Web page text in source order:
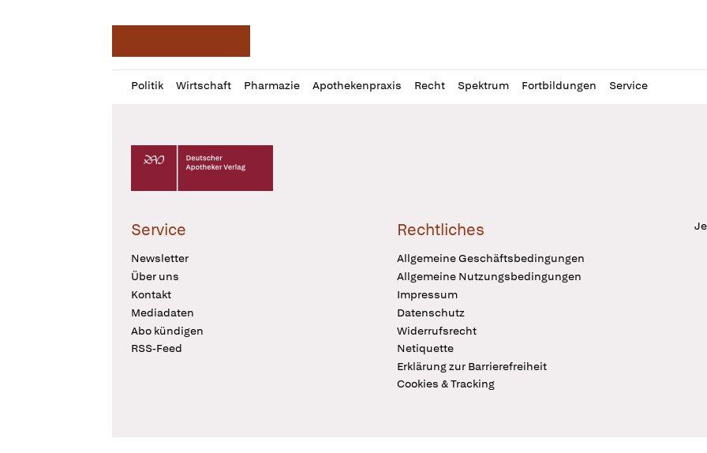
Politik Wirtschaft Pharmazie Apothekenpraxis Recht Spektrum Fortbildungen Service
Profil
öffnen
Daz
Pur
Deutscher Apotheker Verlag Logo
Service
Newsletter
Über uns
Kontakt
Mediadaten
Abo kündigen
RSS-Feed
Rechtliches
Allgemeine Geschäftsbedingungen
Allgemeine Nutzungsbedingungen
Impressum
Datenschutz
Widerrufsrecht
Netiquette
Erklärung zur Barrierefreiheit
Cookies & Tracking